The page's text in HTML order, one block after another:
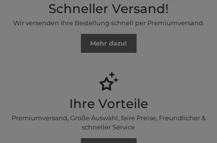
Schneller Versand!
Wir versenden Ihre Bestellung schnell per Premiumversand.
Mehr dazu!
Ihre Vorteile
Premiumversand, Große Auswahl, faire Preise, Freundlicher &
schneller Service